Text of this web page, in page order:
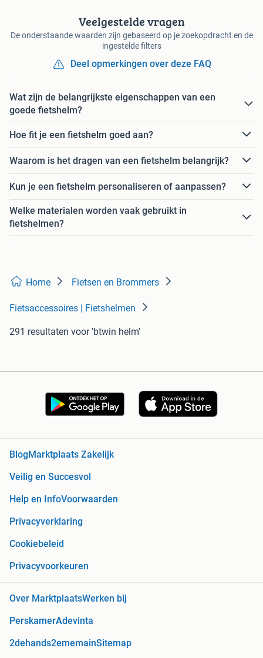
Veelgestelde vragen
De onderstaande waarden zijn gebaseerd op je zoekopdracht en de
ingestelde filters
Deel opmerkingen over deze FAQ
Wat zijn de belangrijkste eigenschappen van een
goede fietshelm?
Hoe fit je een fietshelm goed aan?
Waarom is het dragen van een fietshelm belangrijk?
Kun je een fietshelm personaliseren of aanpassen?
Welke materialen worden vaak gebruikt in
fietshelmen?
Home Fietsen en Brommers
Fietsaccessoires | Fietshelmen
291 resultaten voor 'btwin helm'
Blog Marktplaats Zakelijk
Veilig en Succesvol
Help en InfoVoorwaarden
Privacyverklaring
Cookiebeleid
Privacyvoorkeuren
Over MarktplaatsWerken bij
PerskamerAdevinta
2dehands2ememainSitemap